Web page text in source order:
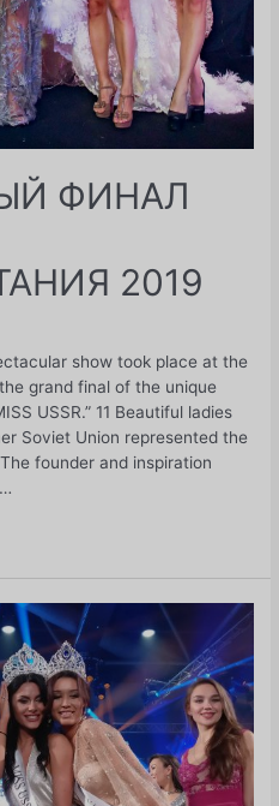
ФИНАЛ
2019
show took place at the
grand final of the unique
USSR.” 11 Beautiful ladies
Soviet Union represented the
founder and inspiration